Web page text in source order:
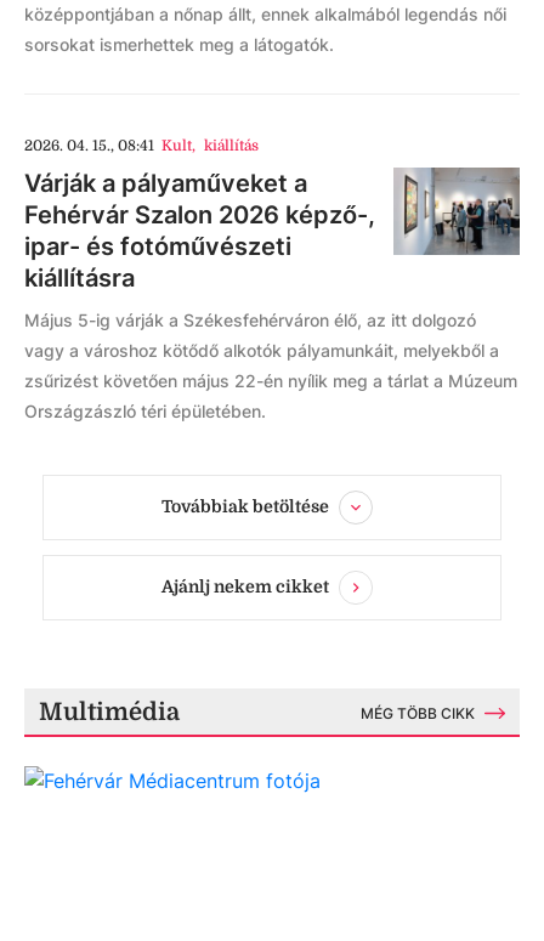
középpontjában a nőnap állt, ennek alkalmából legendás női
sorsokat ismerhettek meg a látogatók.
2026. 04. 15., 08:41 Kult, kiállítás
Várják a pályaműveket a
Fehérvár Szalon 2026 képző-,
ipar- és fotóművészeti
kiállításra
Május 5-ig várják a Székesfehérváron élő, az itt dolgozó
vagy a városhoz kötődő alkotók pályamunkáit, melyekből a
zsűrizést követően május 22-én nyílik meg a tárlat a Múzeum
Országzászló téri épületében.
Továbbiak betöltése
Ajánlj nekem cikket
Multimédia MÉG TÖBB CIKK